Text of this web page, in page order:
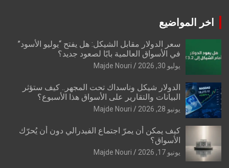
اخر المواضيع
سعر الدولار مقابل الشيكل: هل يفتح “يوليو الأسود”
في الأسواق العالمية بابًا لصعود جديد؟
يوليو 30, 2026 Majde Nouri
الدولار شيكل وناسداك تحت المجهر.. كيف ستؤثر
البيانات والتقارير على الأسواق هذا الأسبوع؟
يونيو 28, 2026 Majde Nouri
كيف يمكن أن يمرّ اجتماع الفيدرالي دون أن يُحرّك
الأسواق؟
يونيو 17, 2026 Majde Nouri